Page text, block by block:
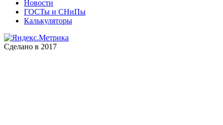
Новости
ГОСТы и СНиПы
Калькуляторы
Сделано в 2017